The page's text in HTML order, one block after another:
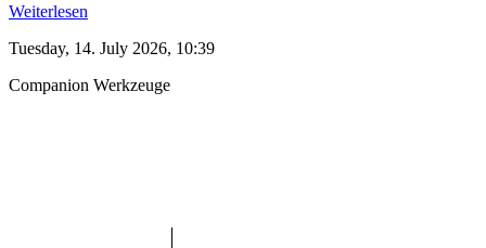
Weiterlesen
Tuesday, 14. July 2026, 10:39
Companion Werkzeuge